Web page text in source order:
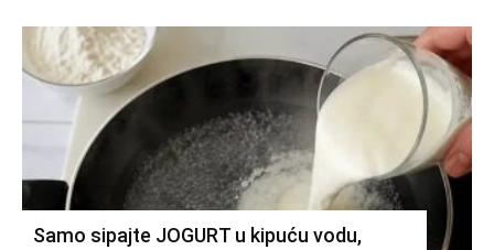
Samo sipajte JOGURT u kipuću vodu,